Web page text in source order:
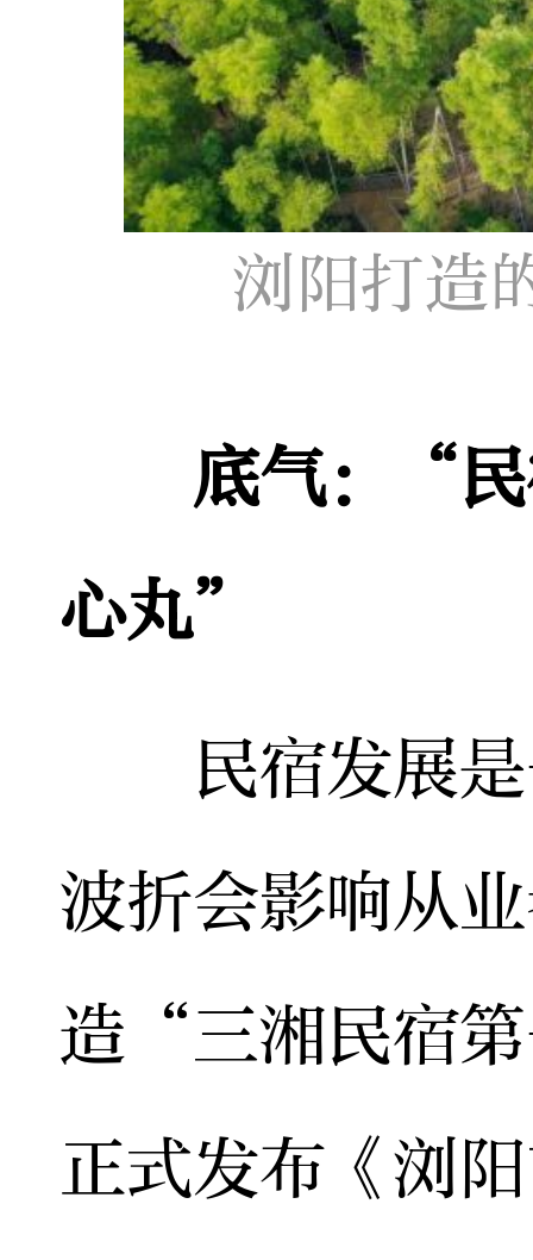
浏阳打造
底气：“
心丸”
民宿发展是
波折会影响从
造“三湘民宿
正式发布《浏